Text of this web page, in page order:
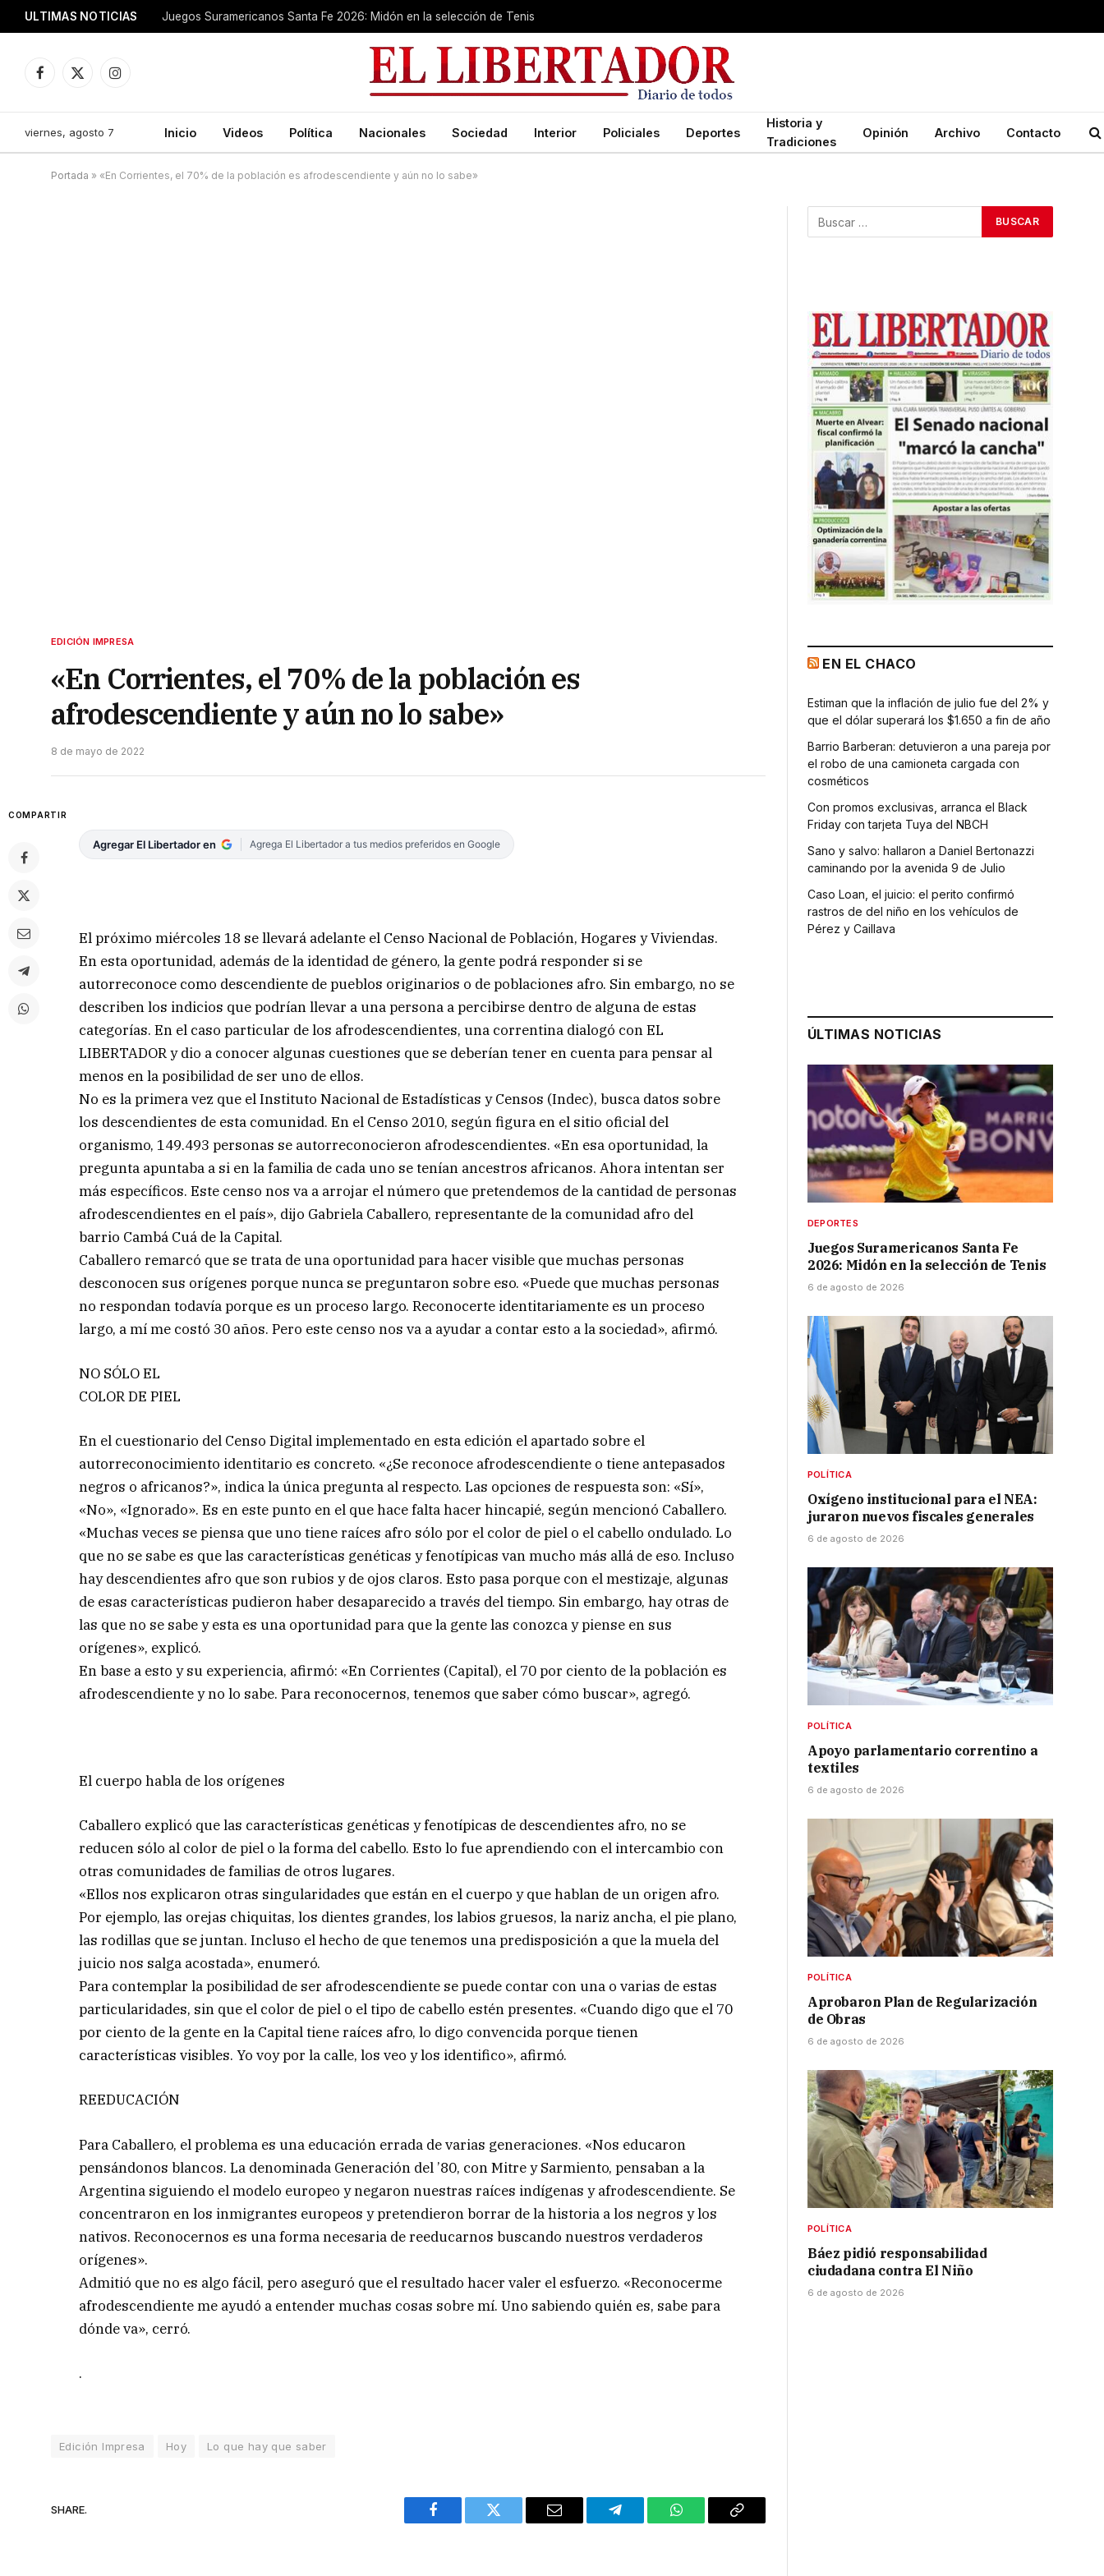
ULTIMAS NOTICIAS Juegos Suramericanos Santa Fe 2026: Midón en la selección de Tenis
Facebook
X
Instagram
viernes, agosto 7 Inicio Videos Política Nacionales Sociedad Interior Policiales Deportes
Historia y
Tradiciones
Opinión Archivo Contacto
Portada » «En Corrientes, el 70% de la población es afrodescendiente y aún no lo sabe»
EDICIÓN IMPRESA
«En Corrientes, el 70% de la población es
afrodescendiente y aún no lo sabe»
8 de mayo de 2022
COMPARTIR
Agregar El Libertador en Agrega El Libertador a tus medios preferidos en Google
El próximo miércoles 18 se llevará adelante el Censo Nacional de Población, Hogares y Viviendas.
En esta oportunidad, además de la identidad de género, la gente podrá responder si se
autorreconoce como descendiente de pueblos originarios o de poblaciones afro. Sin embargo, no se
describen los indicios que podrían llevar a una persona a percibirse dentro de alguna de estas
categorías. En el caso particular de los afrodescendientes, una correntina dialogó con EL
LIBERTADOR y dio a conocer algunas cuestiones que se deberían tener en cuenta para pensar al
menos en la posibilidad de ser uno de ellos.
No es la primera vez que el Instituto Nacional de Estadísticas y Censos (Indec), busca datos sobre
los descendientes de esta comunidad. En el Censo 2010, según figura en el sitio oficial del
organismo, 149.493 personas se autorreconocieron afrodescendientes. «En esa oportunidad, la
pregunta apuntaba a si en la familia de cada uno se tenían ancestros africanos. Ahora intentan ser
más específicos. Este censo nos va a arrojar el número que pretendemos de la cantidad de personas
afrodescendientes en el país», dijo Gabriela Caballero, representante de la comunidad afro del
barrio Cambá Cuá de la Capital.
Caballero remarcó que se trata de una oportunidad para hacer visible que muchas personas
desconocen sus orígenes porque nunca se preguntaron sobre eso. «Puede que muchas personas
no respondan todavía porque es un proceso largo. Reconocerte identitariamente es un proceso
largo, a mí me costó 30 años. Pero este censo nos va a ayudar a contar esto a la sociedad», afirmó.
NO SÓLO EL
COLOR DE PIEL
En el cuestionario del Censo Digital implementado en esta edición el apartado sobre el
autorreconocimiento identitario es concreto. «¿Se reconoce afrodescendiente o tiene antepasados
negros o africanos?», indica la única pregunta al respecto. Las opciones de respuesta son: «Sí»,
«No», «Ignorado». Es en este punto en el que hace falta hacer hincapié, según mencionó Caballero.
«Muchas veces se piensa que uno tiene raíces afro sólo por el color de piel o el cabello ondulado. Lo
que no se sabe es que las características genéticas y fenotípicas van mucho más allá de eso. Incluso
hay descendientes afro que son rubios y de ojos claros. Esto pasa porque con el mestizaje, algunas
de esas características pudieron haber desaparecido a través del tiempo. Sin embargo, hay otras de
las que no se sabe y esta es una oportunidad para que la gente las conozca y piense en sus
orígenes», explicó.
En base a esto y su experiencia, afirmó: «En Corrientes (Capital), el 70 por ciento de la población es
afrodescendiente y no lo sabe. Para reconocernos, tenemos que saber cómo buscar», agregó.
El cuerpo habla de los orígenes
Caballero explicó que las características genéticas y fenotípicas de descendientes afro, no se
reducen sólo al color de piel o la forma del cabello. Esto lo fue aprendiendo con el intercambio con
otras comunidades de familias de otros lugares.
«Ellos nos explicaron otras singularidades que están en el cuerpo y que hablan de un origen afro.
Por ejemplo, las orejas chiquitas, los dientes grandes, los labios gruesos, la nariz ancha, el pie plano,
las rodillas que se juntan. Incluso el hecho de que tenemos una predisposición a que la muela del
juicio nos salga acostada», enumeró.
Para contemplar la posibilidad de ser afrodescendiente se puede contar con una o varias de estas
particularidades, sin que el color de piel o el tipo de cabello estén presentes. «Cuando digo que el 70
por ciento de la gente en la Capital tiene raíces afro, lo digo convencida porque tienen
características visibles. Yo voy por la calle, los veo y los identifico», afirmó.
REEDUCACIÓN
Para Caballero, el problema es una educación errada de varias generaciones. «Nos educaron
pensándonos blancos. La denominada Generación del ’80, con Mitre y Sarmiento, pensaban a la
Argentina siguiendo el modelo europeo y negaron nuestras raíces indígenas y afrodescendiente. Se
concentraron en los inmigrantes europeos y pretendieron borrar de la historia a los negros y los
nativos. Reconocernos es una forma necesaria de reeducarnos buscando nuestros verdaderos
orígenes».
Admitió que no es algo fácil, pero aseguró que el resultado hacer valer el esfuerzo. «Reconocerme
afrodescendiente me ayudó a entender muchas cosas sobre mí. Uno sabiendo quién es, sabe para
dónde va», cerró.
.
Edición Impresa Hoy Lo que hay que saber
SHARE.
Facebook Twitter Email Telegram WhatsAppCopy
EN EL CHACO
Estiman que la inflación de julio fue del 2% y
que el dólar superará los $1.650 a fin de año
Barrio Barberan: detuvieron a una pareja por
el robo de una camioneta cargada con
cosméticos
Con promos exclusivas, arranca el Black
Friday con tarjeta Tuya del NBCH
Sano y salvo: hallaron a Daniel Bertonazzi
caminando por la avenida 9 de Julio
Caso Loan, el juicio: el perito confirmó
rastros de del niño en los vehículos de
Pérez y Caillava
ÚLTIMAS NOTICIAS
DEPORTES
Juegos Suramericanos Santa Fe
2026: Midón en la selección de Tenis
6 de agosto de 2026
POLÍTICA
Oxígeno institucional para el NEA:
juraron nuevos fiscales generales
6 de agosto de 2026
POLÍTICA
Apoyo parlamentario correntino a
textiles
6 de agosto de 2026
POLÍTICA
Aprobaron Plan de Regularización
de Obras
6 de agosto de 2026
POLÍTICA
Báez pidió responsabilidad
ciudadana contra El Niño
6 de agosto de 2026